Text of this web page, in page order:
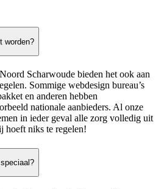
worden?
Scharwoude bieden het ook aan
Sommige webdesign bureau’s
en anderen hebben
nationale aanbieders. Al onze
in ieder geval alle zorg volledig uit
hoeft niks te regelen!